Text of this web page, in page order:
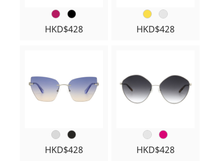
HKD$428 HKD$428
HKD$428 HKD$428